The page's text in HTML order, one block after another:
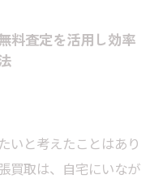
料査定を活用し効率
いと考えたことはあり
買取は、自宅にいなが